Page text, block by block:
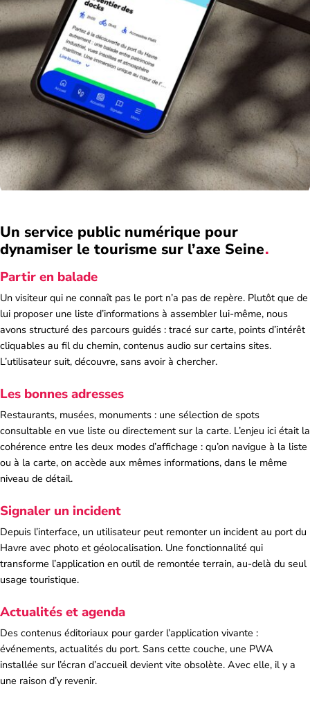
Un service public numérique pour
dynamiser le tourisme sur l’axe Seine
Partir en balade
Un visiteur qui ne connaît pas le port n’a pas de repère. Plutôt que de
lui proposer une liste d’informations à assembler lui-même, nous
avons structuré des parcours guidés : tracé sur carte, points d’intérêt
cliquables au fil du chemin, contenus audio sur certains sites.
L’utilisateur suit, découvre, sans avoir à chercher.
Les bonnes adresses
Restaurants, musées, monuments : une sélection de spots
consultable en vue liste ou directement sur la carte. L’enjeu ici était la
cohérence entre les deux modes d’affichage : qu’on navigue à la liste
ou à la carte, on accède aux mêmes informations, dans le même
niveau de détail.
Signaler un incident
Depuis l’interface, un utilisateur peut remonter un incident au port du
Havre avec photo et géolocalisation. Une fonctionnalité qui
transforme l’application en outil de remontée terrain, au-delà du seul
usage touristique.
Actualités et agenda
Des contenus éditoriaux pour garder l’application vivante :
événements, actualités du port. Sans cette couche, une PWA
installée sur l’écran d’accueil devient vite obsolète. Avec elle, il y a
une raison d’y revenir.